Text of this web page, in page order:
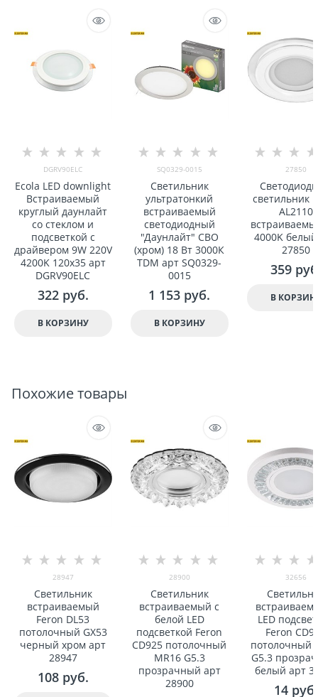
DGRV90ELC
Ecola LED downlight
Встраиваемый
круглый даунлайт
со стеклом и
подсветкой с
драйвером 9W 220V
4200K 120x35 арт
DGRV90ELC
322 руб.
В КОРЗИНУ
SQ0329-0015
Светильник
ультратонкий
встраиваемый
светодиодный
"Даунлайт" СВО
(хром) 18 Вт 3000К
TDM арт SQ0329-
0015
1 153 руб.
В КОРЗИНУ
27850
светильник
AL2110
4000K
27850
359
В
Похожие товары
28947
Светильник
встраиваемый
Feron DL53
потолочный GX53
черный хром арт
28947
108 руб.
28900
Светильник
встраиваемый с
белой LED
подсветкой Feron
CD925 потолочный
MR16 G5.3
прозрачный арт
28900
32656
LED
Feron
потолочный
G5.3
белый арт
14 руб.